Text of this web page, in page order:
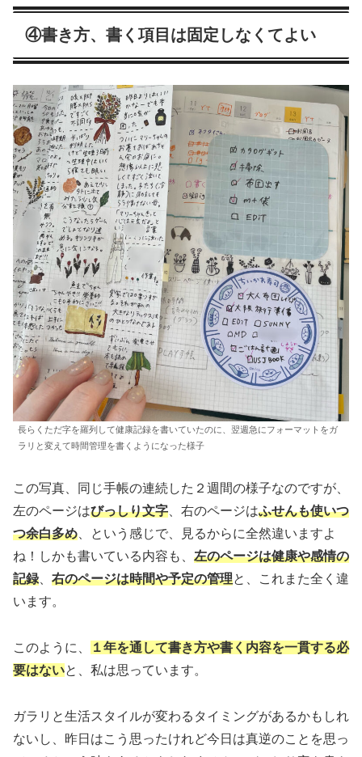
④書き方、書く項目は固定しなくてよい
長らくただ字を羅列して健康記録を書いていたのに、翌週急にフォーマットをガ
ラリと変えて時間管理を書くようになった様子
この写真、同じ手帳の連続した２週間の様子なのですが、
左のページはびっしり文字 、右のページはふせんも使いつ
つ余白多め 、という感じで、見るからに全然違いますよ
ね！しかも書いている内容も、 左のページは健康や感情の
記録
右のページは時間や予定の管理と、これまた全く違
います。
このように、
１年を通して書き方や書く内容を一貫する必
要はないと、私は思っています。
ガラリと生活スタイルが変わるタイミングがあるかもしれ
ないし、昨日はこう思ったけれど今日は真逆のことを思っ